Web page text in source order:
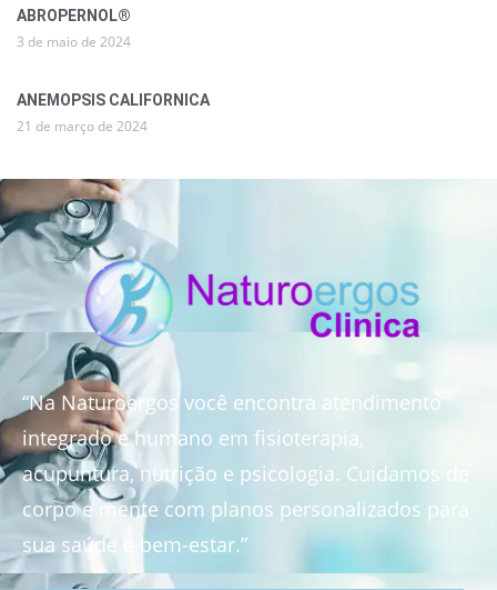
ABROPERNOL®
3 de maio de 2024
ANEMOPSIS CALIFORNICA
21 de março de 2024
“Na Naturoergos você encontra atendimento
integrado e humano em fisioterapia,
acupuntura, nutrição e psicologia. Cuidamos de
corpo e mente com planos personalizados para
sua saúde e bem-estar.”